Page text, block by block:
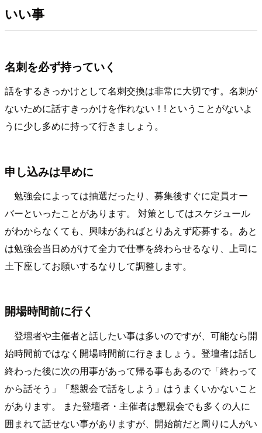
いい事
名刺を必ず持っていく
話をするきっかけとして名刺交換は非常に大切です。名刺が
ないために話すきっかけを作れない！! ということがないよ
うに少し多めに持って行きましょう。
申し込みは早めに
勉強会によっては抽選だったり、募集後すぐに定員オー
バーといったことがあります。 対策としてはスケジュール
がわからなくても、興味があればとりあえず応募する。あと
は勉強会当日めがけて全力で仕事を終わらせるなり、上司に
土下座してお願いするなりして調整します。
開場時間前に行く
登壇者や主催者と話したい事は多いのですが、可能なら開
始時間前ではなく開場時間前に行きましょう。登壇者は話し
終わった後に次の用事があって帰る事もあるので「終わって
から話そう」「懇親会で話をしよう」はうまくいかないこと
があります。 また登壇者・主催者は懇親会でも多くの人に
囲まれて話せない事がありますが、開始前だと周りに人がい